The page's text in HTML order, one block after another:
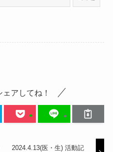
アしてね！
2024.4.13(医・生) 活動記